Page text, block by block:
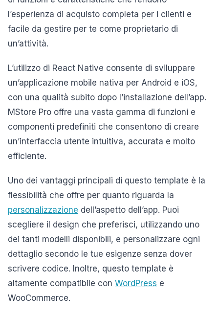
l’esperienza di acquisto completa per i clienti e
facile da gestire per te come proprietario di
un’attività.
L’utilizzo di React Native consente di sviluppare
un’applicazione mobile nativa per Android e iOS,
con una qualità subito dopo l’installazione dell’app.
MStore Pro offre una vasta gamma di funzioni e
componenti predefiniti che consentono di creare
un’interfaccia utente intuitiva, accurata e molto
efficiente.
Uno dei vantaggi principali di questo template è la
flessibilità che offre per quanto riguarda la
personalizzazione dell’aspetto dell’app. Puoi
scegliere il design che preferisci, utilizzando uno
dei tanti modelli disponibili, e personalizzare ogni
dettaglio secondo le tue esigenze senza dover
scrivere codice. Inoltre, questo template è
altamente compatibile con WordPress e
WooCommerce.